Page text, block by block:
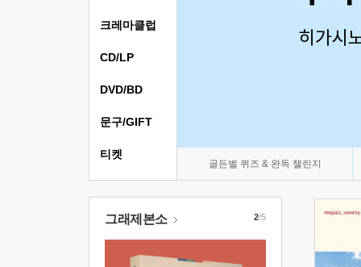
골든벨 퀴즈 & 완독 챌린지
크레마클럽
CD/LP
DVD/BD
문구/GIFT
티켓
그래제본소 2/5